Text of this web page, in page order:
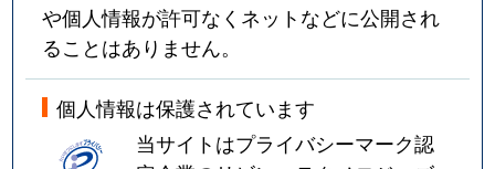
や個人情報が許可なくネットなどに公開され
ることはありません。
個人情報は保護されています
当サイトはプライバシーマーク認